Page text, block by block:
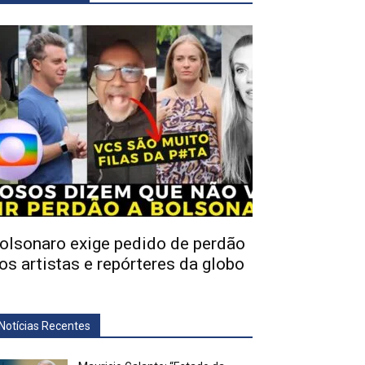
exige pedido de perdão
artistas e repórteres da globo
Recentes